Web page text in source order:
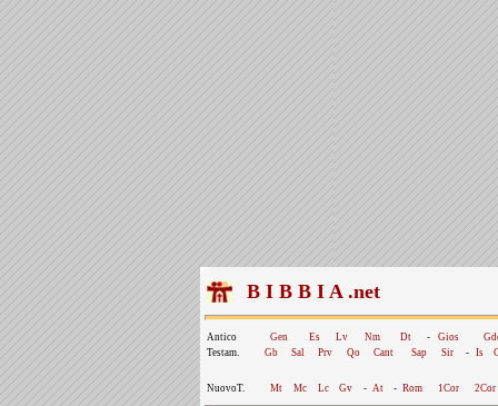
B I B B I A .net
Antico Gen Es Lv Nm Dt - Gios
Testam.
Gb Sal Prv Qo Cant Sap Sir - Is
NuovoT. Mt Mc Lc Gv - At - Rom 1Cor 2Cor